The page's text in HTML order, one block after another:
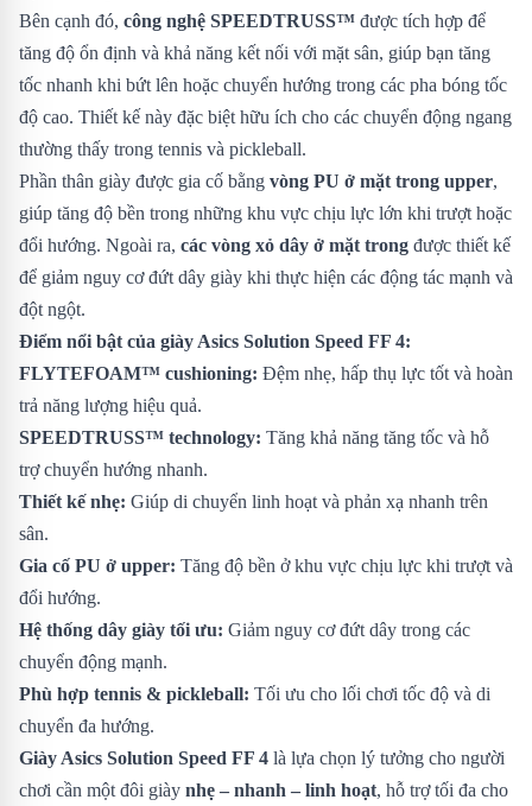
Bên cạnh đó, công nghệ SPEEDTRUSS™ được tích hợp để
tăng độ ổn định và khả năng kết nối với mặt sân, giúp bạn tăng
tốc nhanh khi bứt lên hoặc chuyển hướng trong các pha bóng tốc
độ cao. Thiết kế này đặc biệt hữu ích cho các chuyển động ngang
thường thấy trong tennis và pickleball.
Phần thân giày được gia cố bằng vòng PU ở mặt trong upper,
giúp tăng độ bền trong những khu vực chịu lực lớn khi trượt hoặc
đổi hướng. Ngoài ra, các vòng xỏ dây ở mặt trong được thiết kế
để giảm nguy cơ đứt dây giày khi thực hiện các động tác mạnh và
đột ngột.
Điểm nổi bật của giày Asics Solution Speed FF 4:
FLYTEFOAM™ cushioning: Đệm nhẹ, hấp thụ lực tốt và hoàn
trả năng lượng hiệu quả.
SPEEDTRUSS™ technology: Tăng khả năng tăng tốc và hỗ
trợ chuyển hướng nhanh.
Thiết kế nhẹ: Giúp di chuyển linh hoạt và phản xạ nhanh trên
sân.
Gia cố PU ở upper: Tăng độ bền ở khu vực chịu lực khi trượt và
đổi hướng.
Hệ thống dây giày tối ưu: Giảm nguy cơ đứt dây trong các
chuyển động mạnh.
Phù hợp tennis & pickleball: Tối ưu cho lối chơi tốc độ và di
chuyển đa hướng.
Giày Asics Solution Speed FF 4 là lựa chọn lý tưởng cho người
chơi cần một đôi giày nhẹ – nhanh – linh hoạt, hỗ trợ tối đa cho